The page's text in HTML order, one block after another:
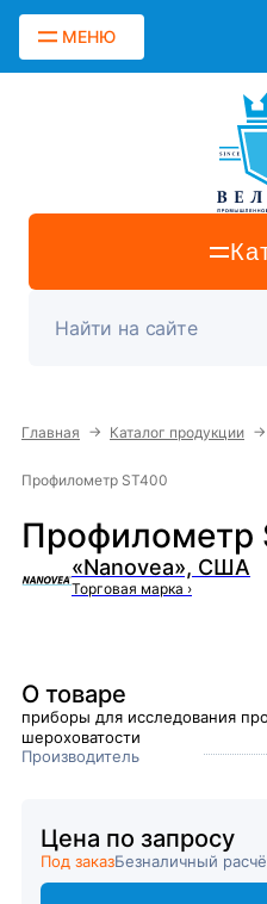
МЕНЮ
Главная → Каталог продукции →
Профилометр ST400
Профилометр
«Nanovea», США
Торговая марка ›
О товаре
приборы для исследования
шероховатости
Производитель
Цена по запросу
Под заказБезналичный